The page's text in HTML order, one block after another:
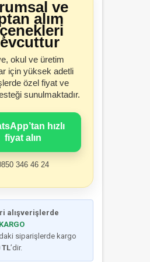
ve
alım
okul ve üretim
için yüksek adetli
özel fiyat ve
sunulmaktadır.
hızlı
fiyat alın
346 46 24
alışverişlerde
siparişlerde kargo
TL’dir.